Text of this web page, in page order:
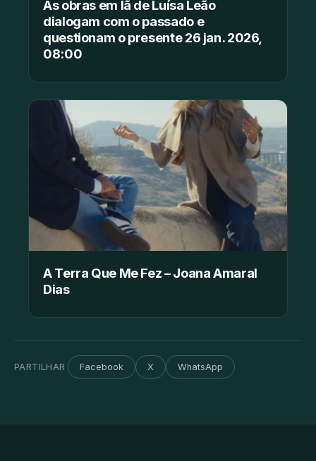
As obras em lã de Luísa Leão
dialogam com o passado e
questionam o presente 26 jan. 2026,
08:00
A Terra Que Me Fez – Joana Amaral
Dias
PARTILHAR Facebook X WhatsApp